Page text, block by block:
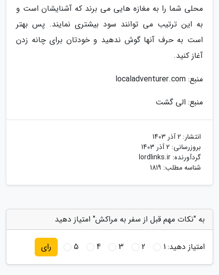
محلی شما را به مغازه هایی می برند که آشنایشان است و
به این ترتیب می توانند سود بیشتری نمایند. پس بهتر
است به حرف آنها گوش ندهید و خودتان برای چانه زدن
آغاز کنید.
منبع: localadventurer.com
منبع: الی گشت
انتشار: 2 آذر 1403
بروزرسانی: 2 آذر 1403
گردآورنده: lordlinks.ir
شناسه مطلب: 1819
به "نکات مهم قبل از سفر به مراکش" امتیاز دهید
امتیاز دهید:1
2
3
4
5 رای